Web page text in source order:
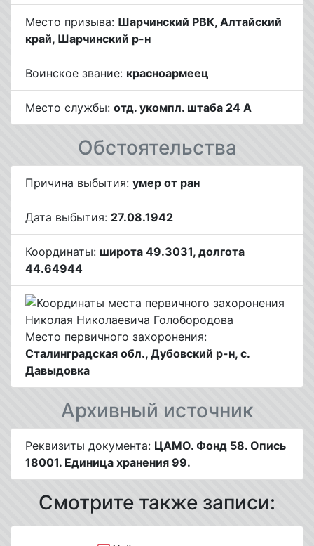
Место призыва: Шарчинский РВК, Алтайский
край, Шарчинский р-н
Воинское звание: красноармеец
Место службы: отд. укомпл. штаба 24 А
Обстоятельства
Причина выбытия: умер от ран
Дата выбытия: 27.08.1942
Координаты: широта 49.3031, долгота
44.64944
Место первичного захоронения:
Сталинградская обл., Дубовский р-н, с.
Давыдовка
Архивный источник
Реквизиты документа: ЦАМО. Фонд 58. Опись
18001. Единица хранения 99.
Смотрите также записи: